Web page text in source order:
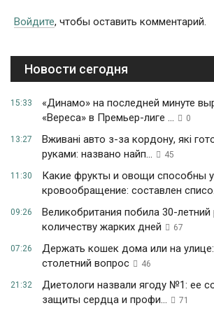
Войдите, чтобы оставить комментарий.
Новости сегодня
15:33
«Динамо» на последней минуте
«Вереса» в Премьер-лиге ...
0
13:27
Вживані авто з-за кордону, які
руками: названо найп...
45
11:30
Какие фрукты и овощи способны
кровообращение: составлен
09:26
Великобритания побила 30-
количеству жарких дней
67
07:26
Держать кошек дома или на
столетний вопрос
46
21:32
Диетологи назвали ягоду №1: ее
защиты сердца и профи...
71